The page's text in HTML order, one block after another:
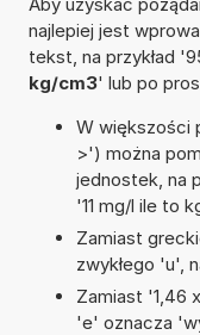
najlepiej jest
tekst, na przykład
kg/cm3' lub po
W większości
>') można
jednostek, na
'11 mg/l ile to
Zamiast
zwykłego 'u',
Zamiast '1,46
'e' oznacza